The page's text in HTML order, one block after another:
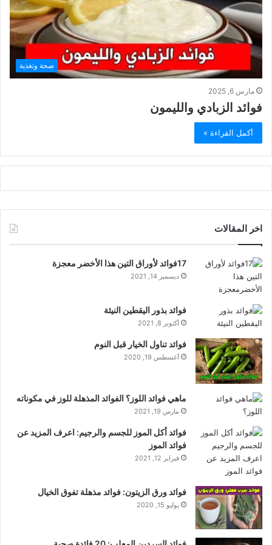
صحة وتغذية
مارس 6, 2025
فوائد الزبادي والليمون
أكمل القراءة »
اخر المقالات
17فوائد لأوراق التين هذا الأخضر معجزة
ديسمبر 14, 2021
فوائد بذور اليقطين النيئة
أكتوبر 8, 2021
فوائد تناول الخيار قبل النوم
أغسطس 19, 2020
ماهي فوائد اللوز؟ الفوائد المذهلة للوز في مكوناته
مارس 19, 2021
فوائد أكل الموز للجسم والرجيم: اعرف المزيد عن
فوائد الموز
فبراير 12, 2021
فوائد ورق الزيتون: فوائد مذهلة تفوق الخيال
يوليو 15, 2020